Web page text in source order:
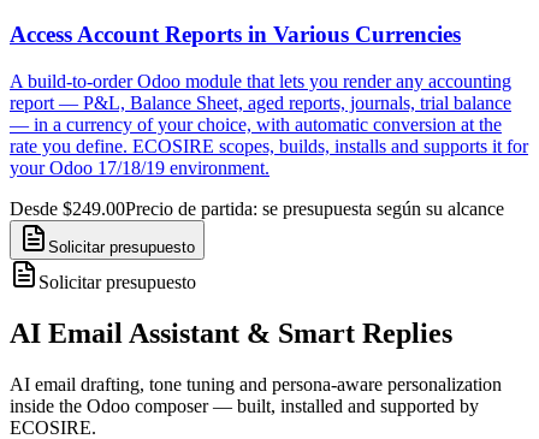
Access Account Reports in Various Currencies
A build-to-order Odoo module that lets you render any accounting
report — P&L, Balance Sheet, aged reports, journals, trial balance
— in a currency of your choice, with automatic conversion at the
rate you define. ECOSIRE scopes, builds, installs and supports it for
your Odoo 17/18/19 environment.
Desde $249.00Precio de partida: se presupuesta según su alcance
Solicitar presupuesto
Solicitar presupuesto
AI Email Assistant & Smart Replies
AI email drafting, tone tuning and persona-aware personalization
inside the Odoo composer — built, installed and supported by
ECOSIRE.